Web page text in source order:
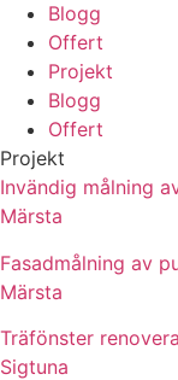
Blogg
Offert
Projekt
Blogg
Offert
Projekt
Invändig målning
Märsta
Fasadmålning av
Märsta
Träfönster
Sigtuna